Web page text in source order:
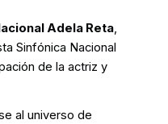
Adela Reta,
Sinfónica Nacional
de la actriz y
al universo de